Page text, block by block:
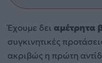
Έχουμε δει αμέτρητα
συγκινητικές
ακριβώς η πρώτη